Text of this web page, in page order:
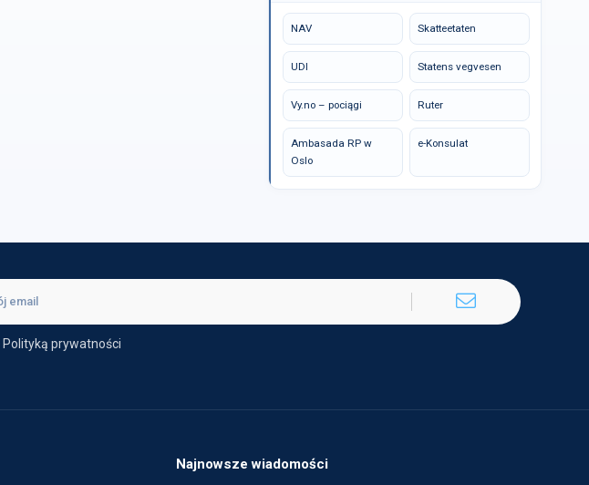
NAV Skatteetaten
UDI Statens vegvesen
Vy.no – pociągi Ruter
Ambasada RP w
Oslo
e-Konsulat
Polityką prywatności
Najnowsze wiadomości